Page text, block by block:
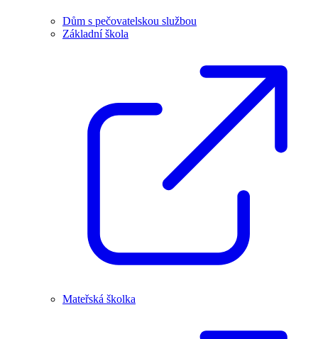
Dům s pečovatelskou službou
Základní škola
Mateřská školka